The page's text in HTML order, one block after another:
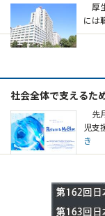
厚
には
社会全体で支えるた
先
児支
き